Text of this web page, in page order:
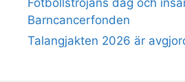
Barncancerfonden
Talangjakten 2026 är